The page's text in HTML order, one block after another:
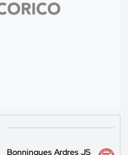
Bonningues Ardres JS